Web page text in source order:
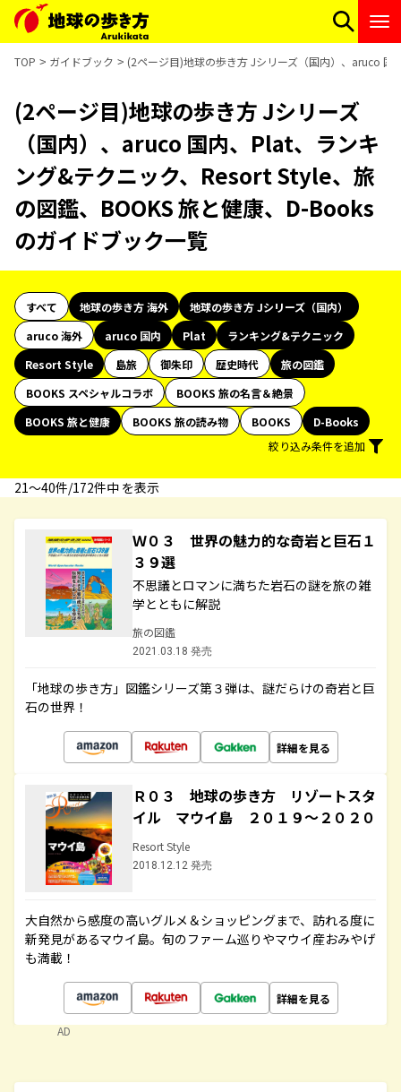
TOP ガイドブック (2ページ目)地球の歩き方 Jシリーズ（国内）、aruco
(2ページ目)地球の歩き方 Jシリーズ
（国内）、aruco 国内、Plat、ランキ
ング&テクニック、Resort Style、旅
の図鑑、BOOKS 旅と健康、D-Books
のガイドブック一覧
すべて 地球の歩き方 海外
地球の歩き方 Jシリーズ（国内）
aruco 海外
aruco 国内 Plat
ランキング&テクニック
Resort Style
島旅 御朱印 歴史時代
旅の図鑑
BOOKS スペシャルコラボ
BOOKS 旅の名言＆絶景
BOOKS 旅と健康
BOOKS 旅の読み物 BOOKS
D-Books
絞り込み条件を追加
21〜40件/172件中 を表示
Ｗ０３ 世界の魅力的な奇岩と巨石１
３９選
不思議とロマンに満ちた岩石の謎を旅の雑
学とともに解説
旅の図鑑
2021.03.18 発売
「地球の歩き方」図鑑シリーズ第３弾は、謎だらけの奇岩と巨
石の世界！
詳細を見る
Ｒ０３ 地球の歩き方 リゾートスタ
イル マウイ島 ２０１９～２０２０
Resort Style
2018.12.12 発売
大自然から感度の高いグルメ＆ショッピングまで、訪れる度に
新発見があるマウイ島。旬のファーム巡りやマウイ産おみやげ
も満載！
詳細を見る
AD